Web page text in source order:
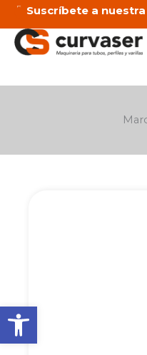
Abrir barra
contenido
Suscríbete a